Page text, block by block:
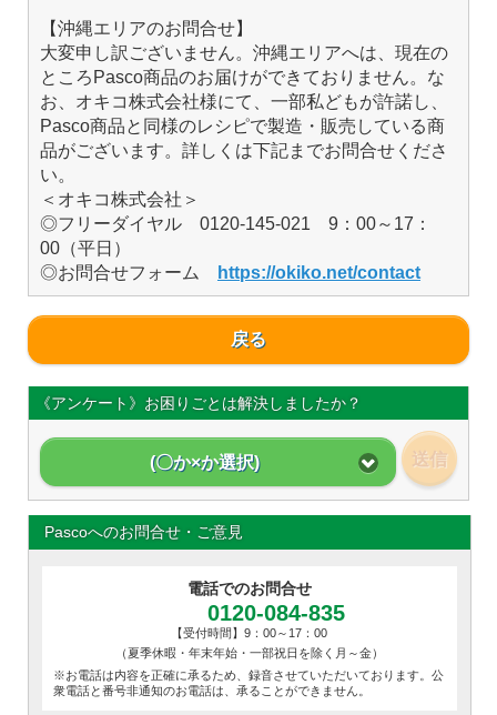
【沖縄エリアのお問合せ】
大変申し訳ございません。沖縄エリアへは、現在の
ところPasco商品のお届けができておりません。な
お、オキコ株式会社様にて、一部私どもが許諾し、
Pasco商品と同様のレシピで製造・販売している商
品がございます。詳しくは下記までお問合せくださ
い。
＜オキコ株式会社＞
◎フリーダイヤル 0120-145-021 9：00～17：
00（平日）
◎お問合せフォーム
https://okiko.net/contact
戻る
《アンケート》お困りごとは解決しましたか？
(〇か×か選択) 送信
Pascoへのお問合せ・ご意見
電話でのお問合せ
0120-084-835
【受付時間】9：00～17：00
（夏季休暇・年末年始・一部祝日を除く月～金）
※お電話は内容を正確に承るため、録音させていただいております。公
衆電話と番号非通知のお電話は、承ることができません。